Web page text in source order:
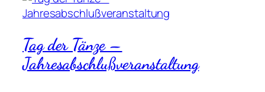
Tag der Tänze –
Jahresabschlußveranstaltung